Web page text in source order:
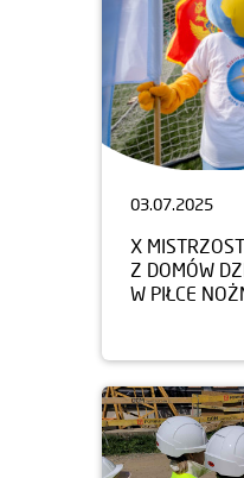
03.07.2025
X
Z DOMÓW
W PIŁCE